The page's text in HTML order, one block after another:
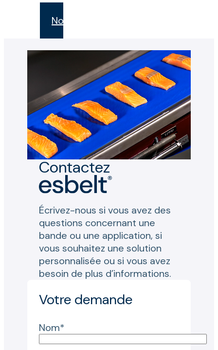
Novak
Contactez
Écrivez-nous si vous avez des
questions concernant une
bande ou une application, si
vous souhaitez une solution
personnalisée ou si vous avez
besoin de plus d’informations.
Votre demande
Nom*